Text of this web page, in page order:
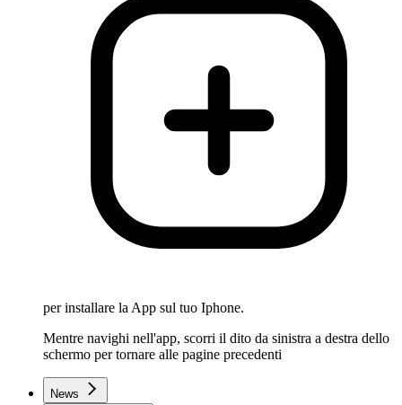
per installare la App sul tuo Iphone.
Mentre navighi nell'app, scorri il dito da sinistra a destra dello
schermo per tornare alle pagine precedenti
News